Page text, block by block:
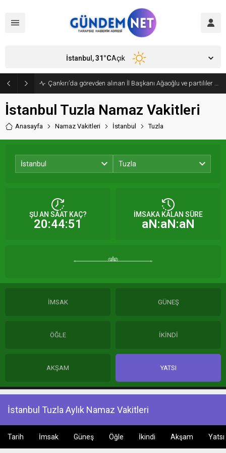
Çankırı’da görevden alınan İl Başkanı Ağaoğlu ve partililer CHP’den istifa edip, Yeni Parti’ye geçti
İstanbul,31°CAçık
İstanbul Tuzla Namaz Vakitleri
Anasayfa Namaz Vakitleri İstanbul Tuzla
ŞU AN SAAT KAÇ?
20:44:51
İstanbul Tuzla
İMSAKA KALAN SÜRE
aN:aN:aN
İMSAK GÜNEŞ
ÖĞLE İKİNDİ
AKŞAM YATSI
İstanbul Tuzla Aylık Namaz Vakitleri
Tarih İmsak Güneş Öğle İkindi Akşam Yatsı